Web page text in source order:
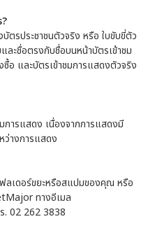
ตรประชาชนตัวจริง หรือ ใบขับขี่ตัว
ะชื่อตรงกับชื่อบนหน้าบัตรเข้าชม
อ และบัตรเข้าชมการแสดงตัวจริง
การแสดง เนื่องจากการแสดงมี
ว่างการแสดง
ลเดอร์ขยะหรือสแปมของคุณ หรือ
ทางอีเมล
. 02 262 3838